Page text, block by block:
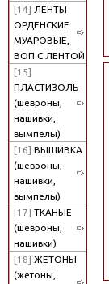
[14] ЛЕНТЫ
ОРДЕНСКИЕ
МУАРОВЫЕ,
ВОП С ЛЕНТОЙ
[15]
ПЛАСТИЗОЛЬ
(шевроны,
нашивки,
вымпелы)
[16] ВЫШИВКА
(шевроны,
нашивки,
вымпелы)
[17] ТКАНЫЕ
(шевроны,
нашивки)
[18] ЖЕТОНЫ
(жетоны,